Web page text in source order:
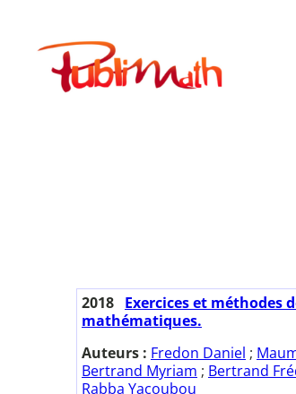
contenuPublimath
2018 Exercices et méthodes
mathématiques.
Auteurs : Fredon Daniel ;
Bertrand Myriam ; Bertrand
Rabba Yacoubou